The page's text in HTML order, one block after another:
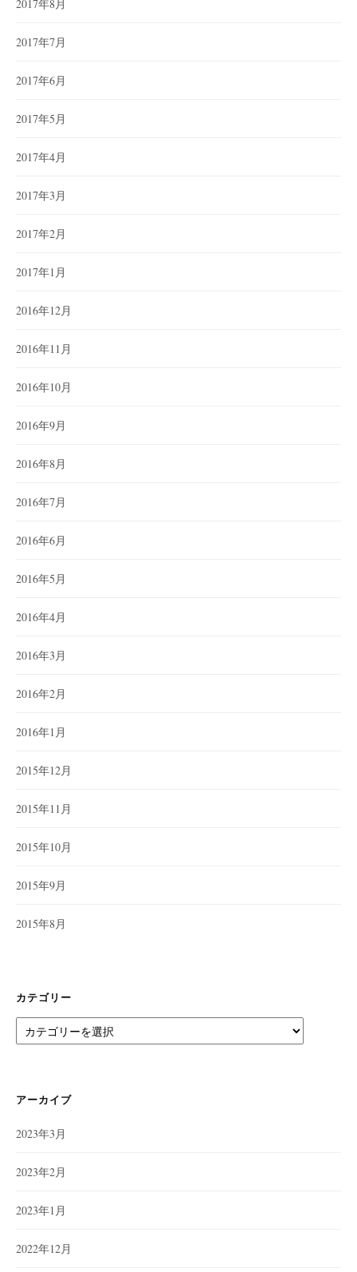
2017年8月
2017年7月
2017年6月
2017年5月
2017年4月
2017年3月
2017年2月
2017年1月
2016年12月
2016年11月
2016年10月
2016年9月
2016年8月
2016年7月
2016年6月
2016年5月
2016年4月
2016年3月
2016年2月
2016年1月
2015年12月
2015年11月
2015年10月
2015年9月
2015年8月
カテゴリー
テ
ー
アーカイブ
2023年3月
2023年2月
2023年1月
2022年12月